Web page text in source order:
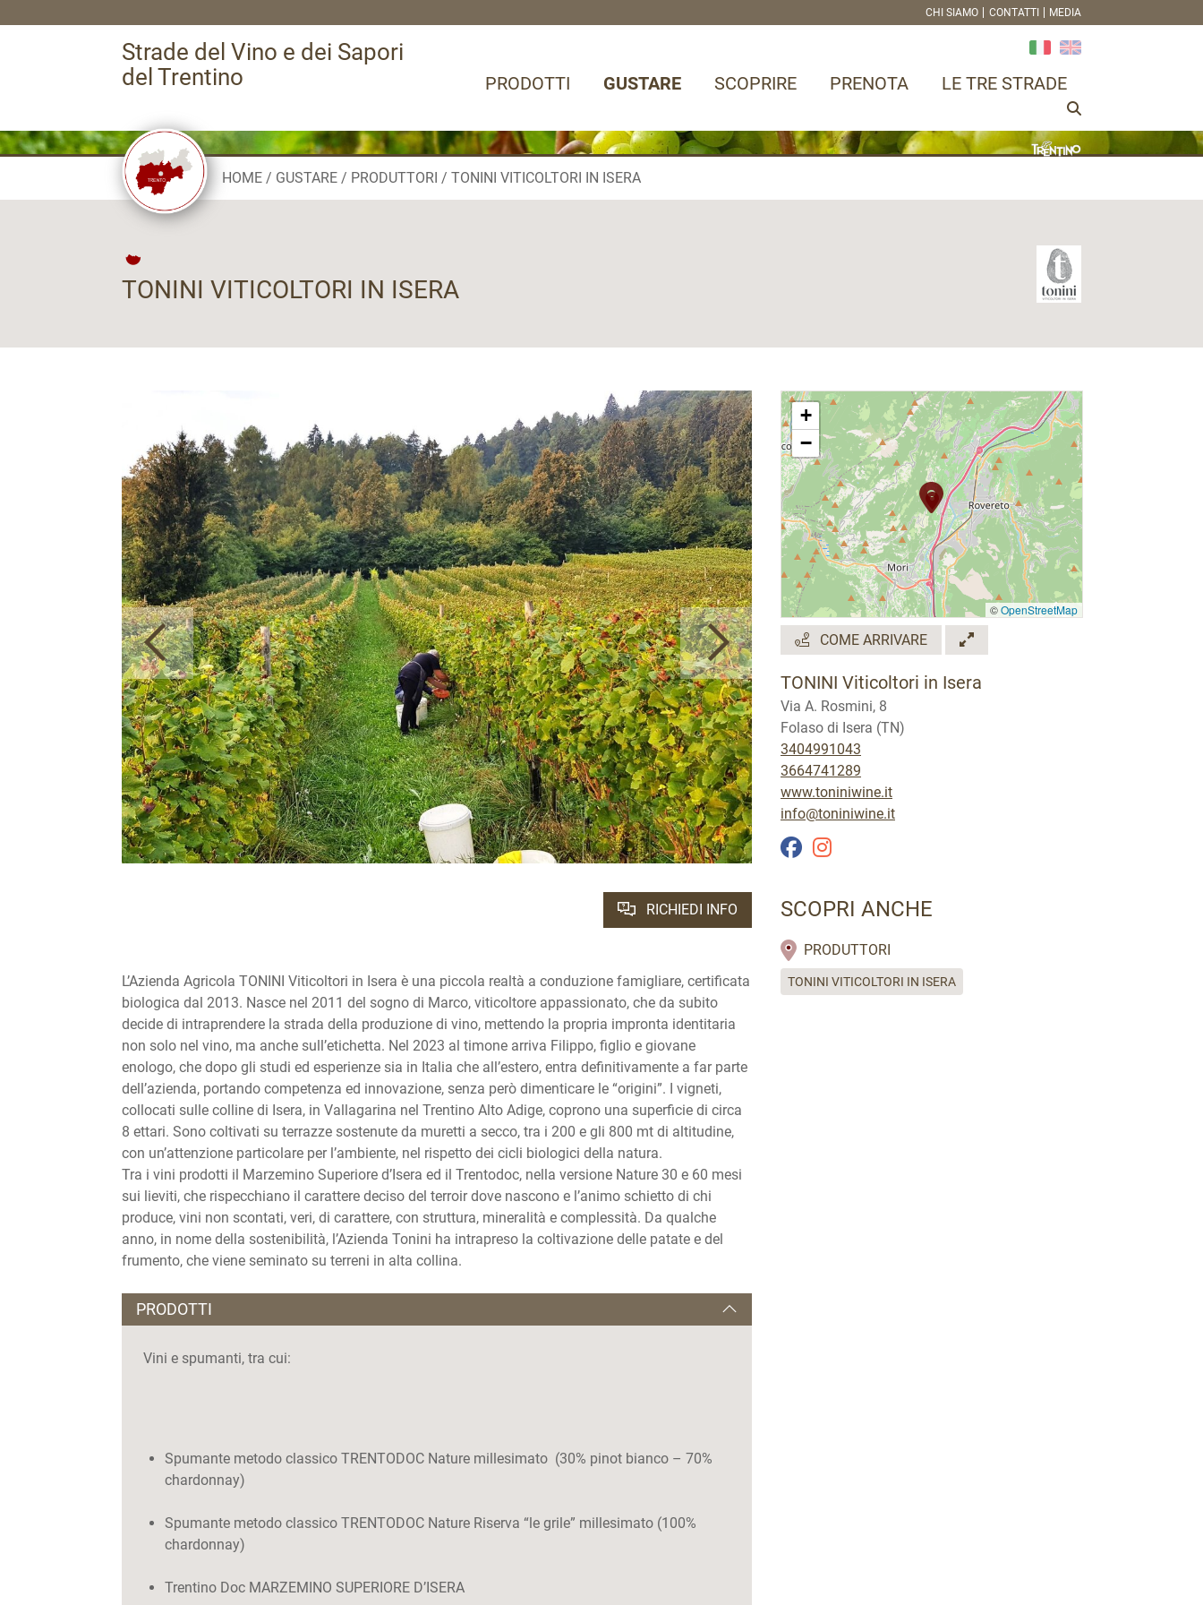
CHI SIAMO CONTATTI MEDIA
Strade del Vino e dei Sapori
del Trentino
PRODOTTI GUSTARE SCOPRIRE PRENOTA LE TRE STRADE
HOME GUSTARE PRODUTTORI TONINI VITICOLTORI IN ISERA
TONINI VITICOLTORI IN ISERA
RICHIEDI INFO
L’Azienda Agricola TONINI Viticoltori in Isera è una piccola realtà a conduzione famigliare, certificata
biologica dal 2013. Nasce nel 2011 del sogno di Marco, viticoltore appassionato, che da subito
decide di intraprendere la strada della produzione di vino, mettendo la propria impronta identitaria
non solo nel vino, ma anche sull’etichetta. Nel 2023 al timone arriva Filippo, figlio e giovane
enologo, che dopo gli studi ed esperienze sia in Italia che all’estero, entra definitivamente a far parte
dell’azienda, portando competenza ed innovazione, senza però dimenticare le “origini”. I vigneti,
collocati sulle colline di Isera, in Vallagarina nel Trentino Alto Adige, coprono una superficie di circa
8 ettari. Sono coltivati su terrazze sostenute da muretti a secco, tra i 200 e gli 800 mt di altitudine,
con un’attenzione particolare per l’ambiente, nel rispetto dei cicli biologici della natura.
Tra i vini prodotti il Marzemino Superiore d’Isera ed il Trentodoc, nella versione Nature 30 e 60 mesi
sui lieviti, che rispecchiano il carattere deciso del terroir dove nascono e l’animo schietto di chi
produce, vini non scontati, veri, di carattere, con struttura, mineralità e complessità. Da qualche
anno, in nome della sostenibilità, l’Azienda Tonini ha intrapreso la coltivazione delle patate e del
frumento, che viene seminato su terreni in alta collina.
PRODOTTI
Vini e spumanti, tra cui:
Spumante metodo classico TRENTODOC Nature millesimato (30% pinot bianco – 70%
chardonnay)
Spumante metodo classico TRENTODOC Nature Riserva “le grile” millesimato (100%
chardonnay)
Trentino Doc MARZEMINO SUPERIORE D’ISERA
+
−
©OpenStreetMap
COME ARRIVARE
TONINI Viticoltori in Isera
Via A. Rosmini, 8
Folaso di Isera (TN)
3404991043
3664741289
www.toniniwine.it
info@toniniwine.it
SCOPRI ANCHE
PRODUTTORI
TONINI VITICOLTORI IN ISERA